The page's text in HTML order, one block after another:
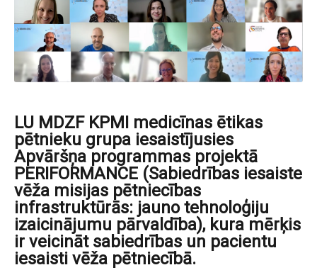
LU MDZF KPMI medicīnas ētikas
pētnieku grupa iesaistījusies
Apvāršņa programmas projektā
PERIFORMANCE (Sabiedrības iesaiste
vēža misijas pētniecības
infrastruktūrās: jauno tehnoloģiju
izaicinājumu pārvaldība), kura mērķis
ir veicināt sabiedrības un pacientu
iesaisti vēža pētniecībā.